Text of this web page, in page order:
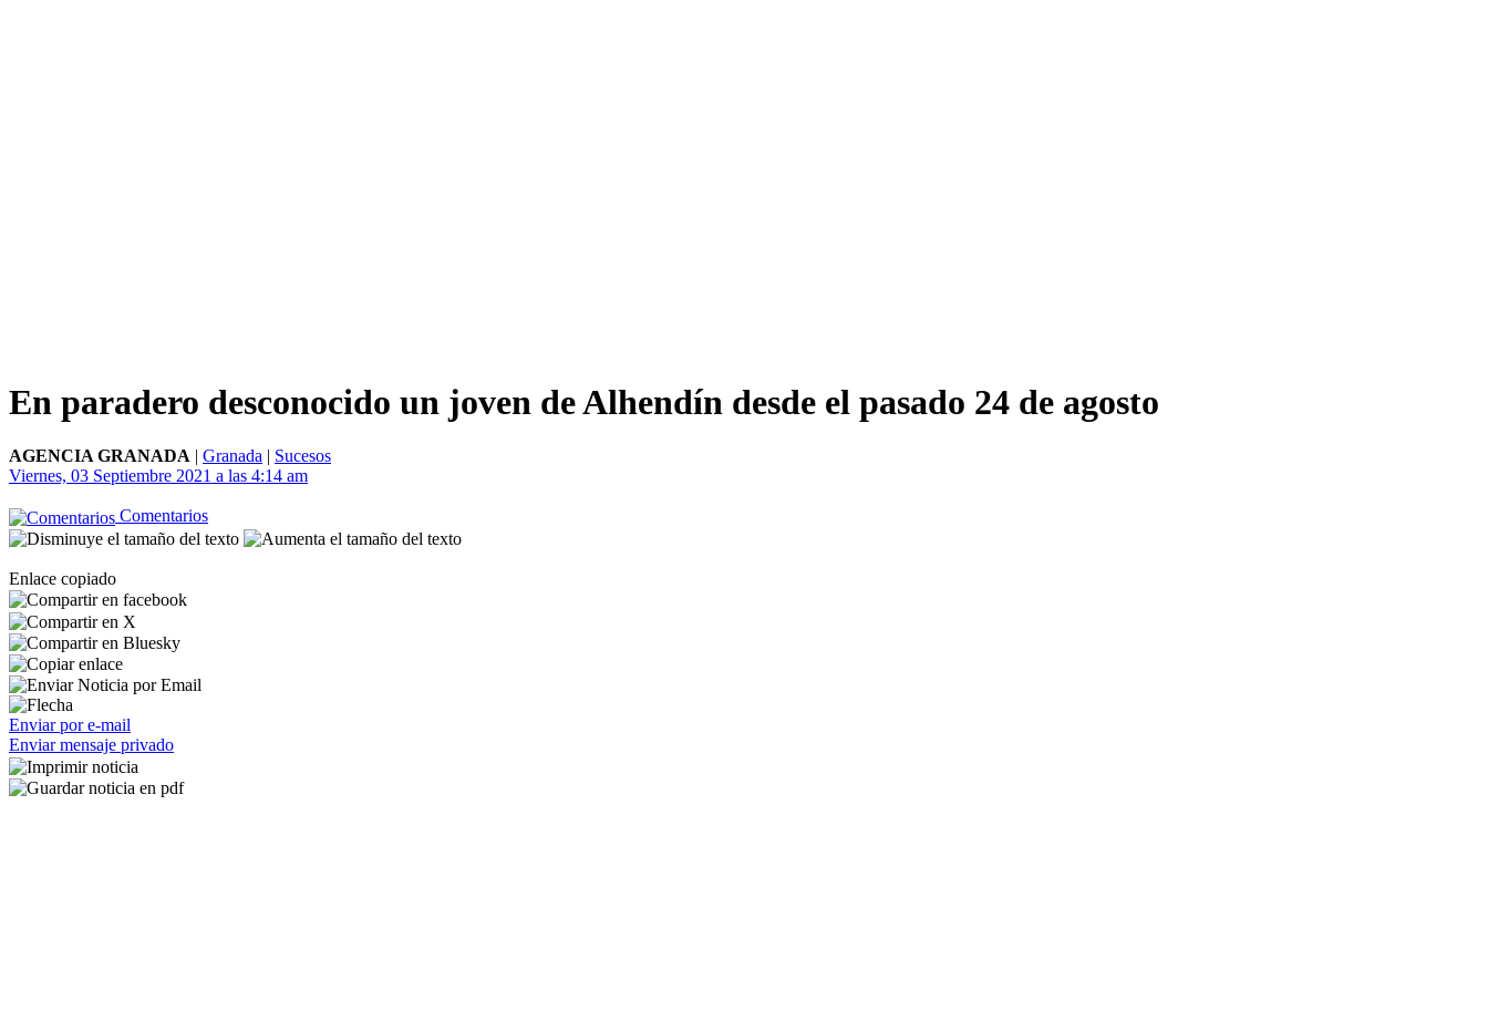
En paradero desconocido un joven de Alhendín desde el pasado 24 de agosto
AGENCIA GRANADA | Granada | Sucesos
Viernes, 03 Septiembre 2021 a las 4:14 am
Comentarios
Enlace copiado
Enviar por e-mail
Enviar mensaje privado